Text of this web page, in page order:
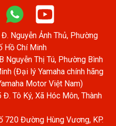
Nguyễn Ảnh Thủ, Phường
Hồ Chí Minh
Nguyễn Thị Tú, Phường Bình
(Đại lý Yamaha chính hãng
Motor Việt Nam)
Tô Ký, Xã Hóc Môn, Thành
720 Đường Hùng Vương, KP.